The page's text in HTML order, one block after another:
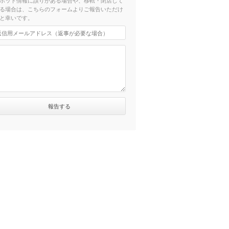
場合は、こちらのフォームよりご報告いただけ
幸いです。